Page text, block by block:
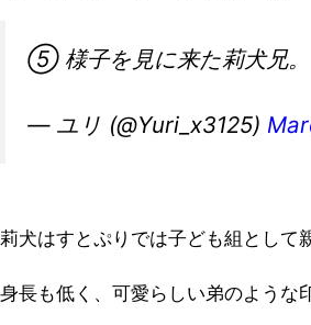
⑤ 様子を見に来た莉犬兄。
— ユリ (@Yuri_x3125)
莉犬はすとぷりでは子ども組として
身長も低く、可愛らしい弟のような